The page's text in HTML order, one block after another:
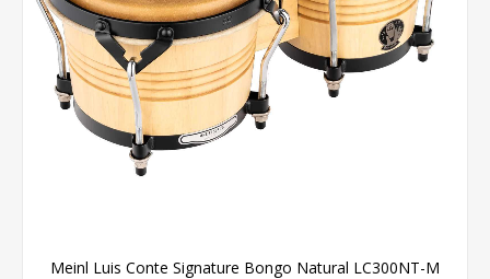
Meinl Luis Conte Signature Bongo Natural LC300NT-M